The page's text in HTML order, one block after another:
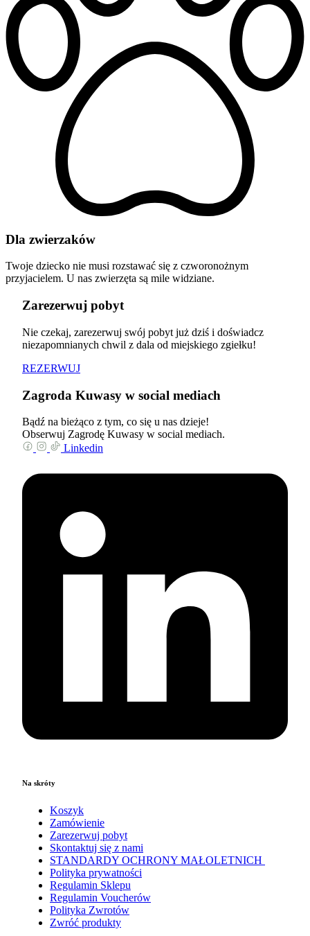
Dla zwierzaków
Twoje dziecko nie musi rozstawać się z czworonożnym
przyjacielem. U nas zwierzęta są mile widziane.
Zarezerwuj pobyt
Nie czekaj, zarezerwuj swój pobyt już dziś i doświadcz
niezapomnianych chwil z dala od miejskiego zgiełku!
REZERWUJ
Zagroda Kuwasy w social mediach
Bądź na bieżąco z tym, co się u nas dzieje!
Obserwuj Zagrodę Kuwasy w social mediach.
Linkedin
Na skróty
Koszyk
Zamówienie
Zarezerwuj pobyt
Skontaktuj się z nami
STANDARDY OCHRONY MAŁOLETNICH
Polityka prywatności
Regulamin Sklepu
Regulamin Voucherów
Polityka Zwrotów
Zwróć produkty